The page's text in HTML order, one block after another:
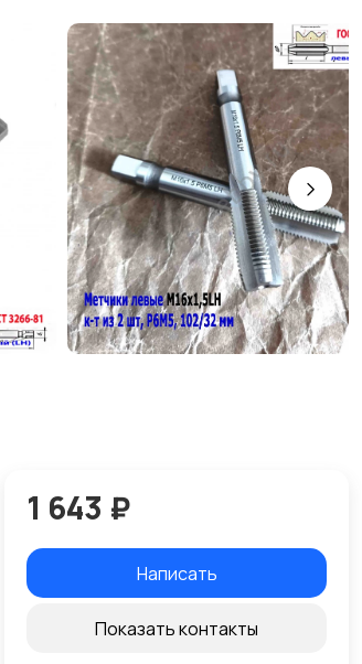
1 643 ₽
Написать
Показать контакты